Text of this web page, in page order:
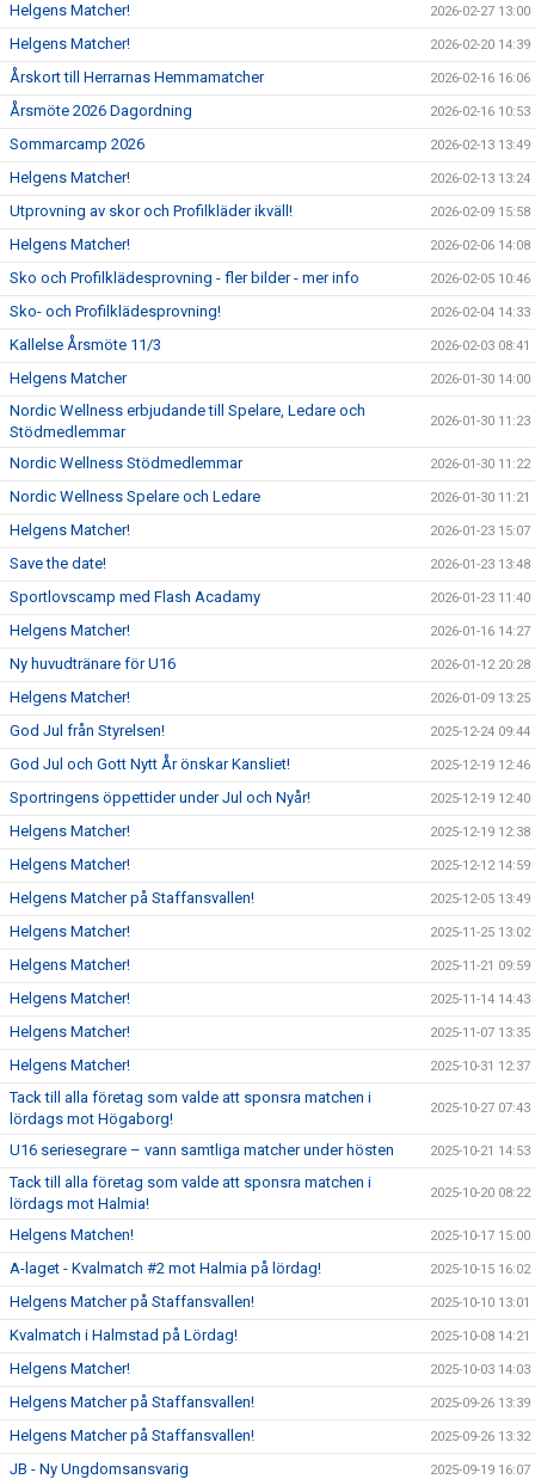
Helgens Matcher! 2026-02-27 13:00
Helgens Matcher! 2026-02-20 14:39
Årskort till Herrarnas Hemmamatcher 2026-02-16 16:06
Årsmöte 2026 Dagordning 2026-02-16 10:53
Sommarcamp 2026 2026-02-13 13:49
Helgens Matcher! 2026-02-13 13:24
Utprovning av skor och Profilkläder ikväll! 2026-02-09 15:58
Helgens Matcher! 2026-02-06 14:08
Sko och Profilklädesprovning - fler bilder - mer info 2026-02-05 10:46
Sko- och Profilklädesprovning! 2026-02-04 14:33
Kallelse Årsmöte 11/3 2026-02-03 08:41
Helgens Matcher 2026-01-30 14:00
Nordic Wellness erbjudande till Spelare, Ledare och
Stödmedlemmar
2026-01-30 11:23
Nordic Wellness Stödmedlemmar 2026-01-30 11:22
Nordic Wellness Spelare och Ledare 2026-01-30 11:21
Helgens Matcher! 2026-01-23 15:07
Save the date! 2026-01-23 13:48
Sportlovscamp med Flash Acadamy 2026-01-23 11:40
Helgens Matcher! 2026-01-16 14:27
Ny huvudtränare för U16 2026-01-12 20:28
Helgens Matcher! 2026-01-09 13:25
God Jul från Styrelsen! 2025-12-24 09:44
God Jul och Gott Nytt År önskar Kansliet! 2025-12-19 12:46
Sportringens öppettider under Jul och Nyår! 2025-12-19 12:40
Helgens Matcher! 2025-12-19 12:38
Helgens Matcher! 2025-12-12 14:59
Helgens Matcher på Staffansvallen! 2025-12-05 13:49
Helgens Matcher! 2025-11-25 13:02
Helgens Matcher! 2025-11-21 09:59
Helgens Matcher! 2025-11-14 14:43
Helgens Matcher! 2025-11-07 13:35
Helgens Matcher! 2025-10-31 12:37
Tack till alla företag som valde att sponsra matchen i
lördags mot Högaborg!
2025-10-27 07:43
U16 seriesegrare – vann samtliga matcher under hösten 2025-10-21 14:53
Tack till alla företag som valde att sponsra matchen i
lördags mot Halmia!
2025-10-20 08:22
Helgens Matchen! 2025-10-17 15:00
A-laget - Kvalmatch #2 mot Halmia på lördag! 2025-10-15 16:02
Helgens Matcher på Staffansvallen! 2025-10-10 13:01
Kvalmatch i Halmstad på Lördag! 2025-10-08 14:21
Helgens Matcher! 2025-10-03 14:03
Helgens Matcher på Staffansvallen! 2025-09-26 13:39
Helgens Matcher på Staffansvallen! 2025-09-26 13:32
JB - Ny Ungdomsansvarig 2025-09-19 16:07